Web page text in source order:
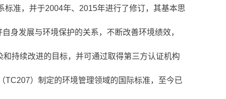
准，并于2004年、2015年进行了修订，其基本思
身发展与环境保护的关系，不断改善环境绩效，
持续改进的目标，并可通过取得第三方认证机构
TC207）制定的环境管理领域的国际标准，至今已